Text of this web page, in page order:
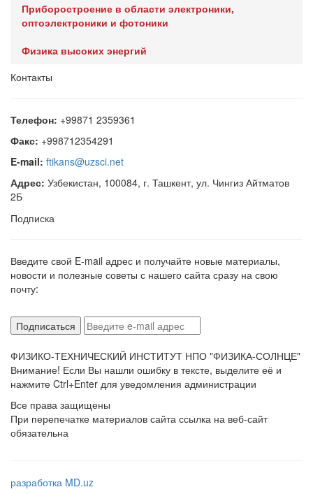
Приборостроение в области электроники,
оптоэлектроники и фотоники
Физика высоких энергий
Контакты
Телефон: +99871 2359361
Факс: +998712354291
E-mail: ftikans@uzsci.net
Адрес: Узбекистан, 100084, г. Ташкент, ул. Чингиз Айтматов
2Б
Подписка
Введите свой E-mail адрес и получайте новые материалы,
новости и полезные советы с нашего сайта сразу на свою
почту:
ФИЗИКО-ТЕХНИЧЕСКИЙ ИНСТИТУТ НПО "ФИЗИКА-СОЛНЦЕ"
Внимание! Если Вы нашли ошибку в тексте, выделите её и
нажмите Ctrl+Enter для уведомления администрации
Все права защищены
При перепечатке материалов сайта ссылка на веб-сайт
обязательна
разработка MD.uz